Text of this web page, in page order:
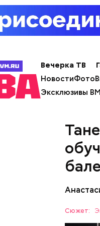
Вечерка ТВ
НовостиФото
Эксклюзивы ВМ
Сюжет: